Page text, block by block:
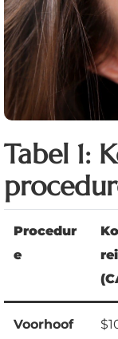
Tabel 1:
Procedur
e
Voorhoof